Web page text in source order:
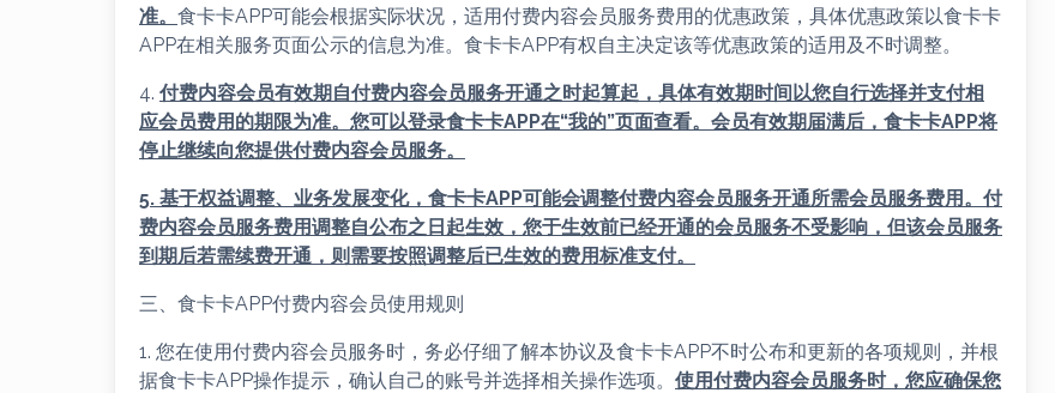
准。 食卡卡APP可能会根据实际状况，适用付费内容会员服务费用的优惠政策，具体优惠政策以食卡卡
APP在相关服务页面公示的信息为准。食卡卡APP有权自主决定该等优惠政策的适用及不时调整。
4. 付费内容会员有效期自付费内容会员服务开通之时起算起，具体有效期时间以您自行选择并支付相
应会员费用的期限为准。您可以登录食卡卡APP在“我的”页面查看。会员有效期届满后， 食卡卡APP将
停止继续向您提供付费内容会员服务。
5. 基于权益调整、业务发展变化， 食卡卡APP可能会调整付费内容会员服务开通所需会员服务费用。付
费内容会员服务费用调整自公布之日起生效，您于生效前已经开通的会员服务不受影响，但该会员服务
到期后若需续费开通，则需要按照调整后已生效的费用标准支付。
三、食卡卡APP付费内容会员使用规则
1. 您在使用付费内容会员服务时，务必仔细了解本协议及食卡卡APP不时公布和更新的各项规则，并根
据食卡卡APP操作提示，确认自己的账号并选择相关操作选项。 使用付费内容会员服务时，您应确保您